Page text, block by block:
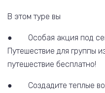
В этом туре вы
● Особая акция под
Путешествие для группы
путешествие бесплатно!
● Создадите теплые